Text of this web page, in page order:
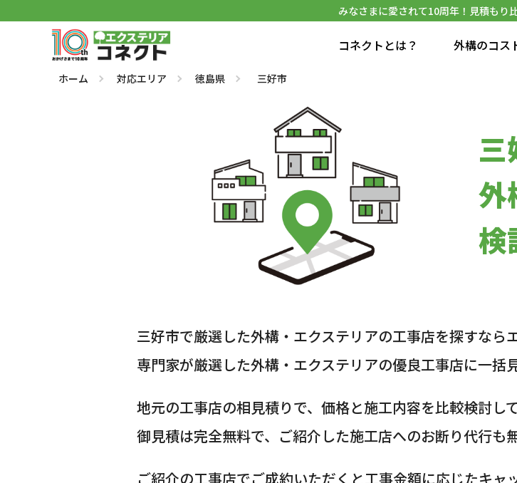
みなさまに愛されて10周年！見積もり
コネクトとは？ 外構のコス
ホーム 対応エリア 徳島県 三好市
三
外
検
三好市で厳選した外構・エクステリアの工事店を探すなら
専門家が厳選した外構・エクステリアの優良工事店に一括
地元の工事店の相見積りで、価格と施工内容を比較検討し
御見積は完全無料で、ご紹介した施工店へのお断り代行も
ご紹介の工事店でご成約いただくと工事金額に応じたキャ